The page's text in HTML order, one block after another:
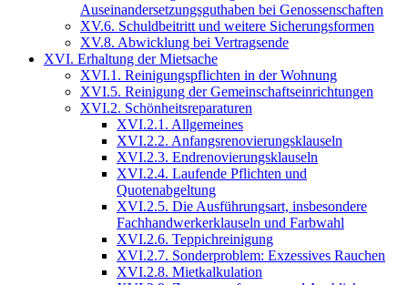
Auseinandersetzungsguthaben bei Genossenschaften
XV.6. Schuldbeitritt und weitere Sicherungsformen
XV.8. Abwicklung bei Vertragsende
XVI. Erhaltung der Mietsache
XVI.1. Reinigungspflichten in der Wohnung
XVI.5. Reinigung der Gemeinschaftseinrichtungen
XVI.2. Schönheitsreparaturen
XVI.2.1. Allgemeines
XVI.2.2. Anfangsrenovierungsklauseln
XVI.2.3. Endrenovierungsklauseln
XVI.2.4. Laufende Pflichten und
Quotenabgeltung
XVI.2.5. Die Ausführungsart, insbesondere
Fachhandwerkerklauseln und Farbwahl
XVI.2.6. Teppichreinigung
XVI.2.7. Sonderproblem: Exzessives Rauchen
XVI.2.8. Mietkalkulation